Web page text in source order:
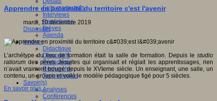
Faits marquants
Interviews
Reportages
Brèves
Agenda
Innover
Didactique
Dispositifs
Pédagogie
Recherche
Technologies
Savoir(s)
Analyses
Conférences
Apprendre en proximité du territoire c'est l'avenir
mardi, 10 décembre 2019
Dispositifs
L’archétype du lieu de formation était la salle de formation. Depuis le studio
ratiorum des pères Jésuites qui organisait et réglait les apprentissages, rien
n’avait vraiment bougé depuis le XVIeme siècle. Un enseignant, une salle, un
contenu, un groupe et voilà le modèle pédagogique figé pour 5 siècles.
En savoir plus...